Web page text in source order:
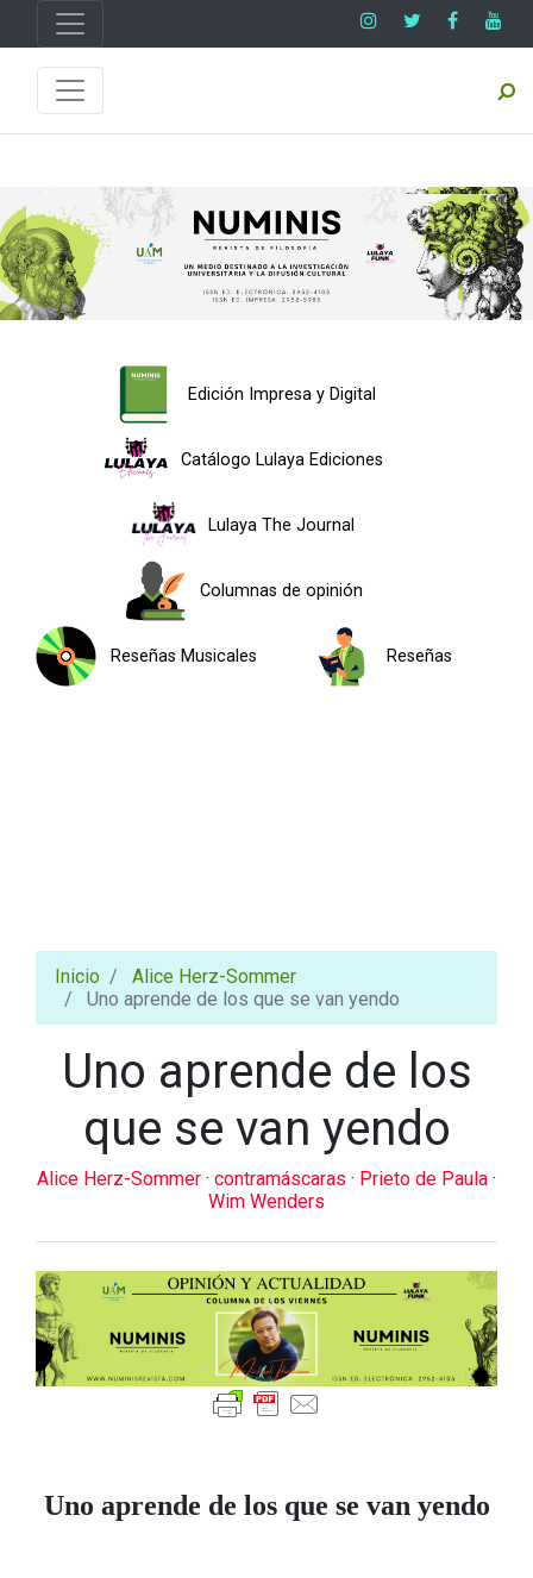
Edición Impresa y Digital
Catálogo Lulaya Ediciones
Lulaya The Journal
Columnas de opinión
Reseñas Musicales Reseñas
Inicio
Alice Herz-Sommer
Uno aprende de los que se van yendo
Uno aprende de los
que se van yendo
Alice Herz-Sommer · contramáscaras · Prieto de Paula ·
Wim Wenders
Uno aprende de los que se van yendo